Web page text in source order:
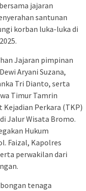
jajaran
santunan
korban luka-luka di
Jajaran pimpinan
Aryani Suzana,
Tri Dianto, serta
Timur Tamrin
Perkara (TKP)
Jalur Wisata Bromo.
Hukum
Faizal, Kapolres
perwakilan dari
tenaga